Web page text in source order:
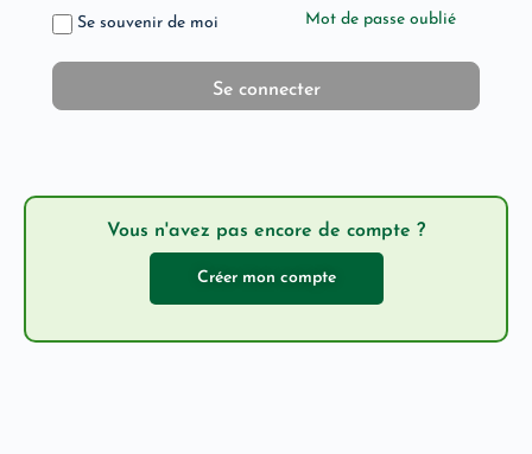
Se souvenir de moi Mot de passe oublié
Vous n'avez pas encore de compte ?
Créer mon compte